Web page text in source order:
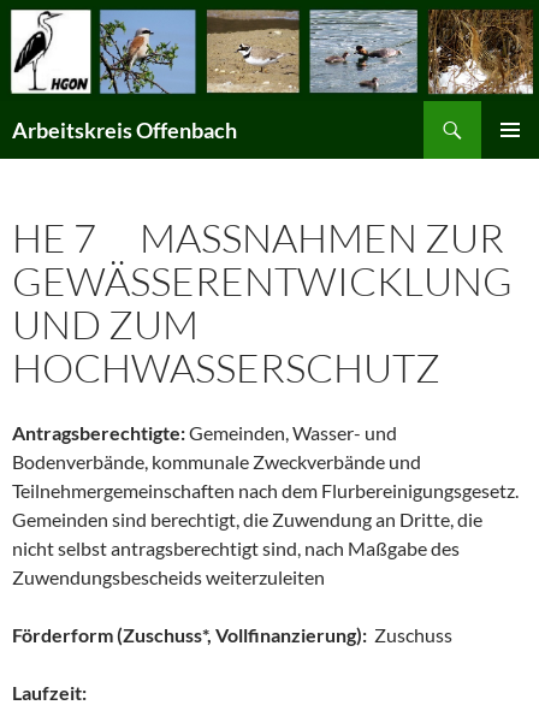
Arbeitskreis Offenbach
HE 7 MASSNAHMEN ZUR G
EWÄSSERENTWICKLUNG U
ND ZUM H
OCHWASSERSCHUTZ
Antragsberechtigte:Gemeinden, Wasser- und
Bodenverbände, kommunale Zweckverbände und
Teilnehmergemeinschaften nach dem Flurbereinigungsgesetz.
Gemeinden sind berechtigt, die Zuwendung an Dritte, die
nicht selbst antragsberechtigt sind, nach Maßgabe des
Zuwendungsbescheids weiterzuleiten
Förderform (Zuschuss*, Vollfinanzierung): Zuschuss
Laufzeit: